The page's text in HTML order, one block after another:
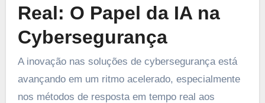
Real: O Papel da IA na
Cybersegurança
A inovação nas soluções de cybersegurança está
avançando em um ritmo acelerado, especialmente
nos métodos de resposta em tempo real aos